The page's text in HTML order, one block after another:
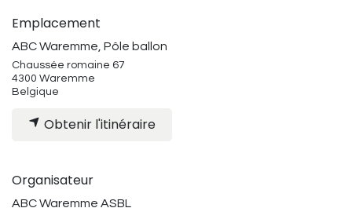
Emplacement
ABC Waremme, Pôle ballon
Chaussée romaine 67
4300 Waremme
Belgique
Obtenir l'itinéraire
Organisateur
ABC Waremme ASBL